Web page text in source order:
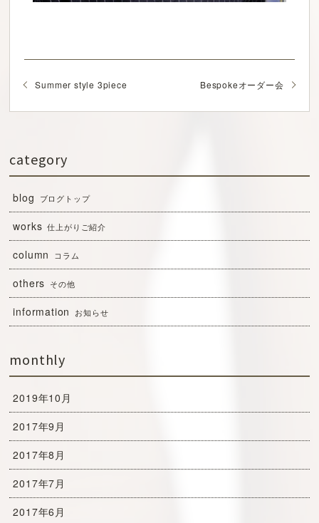
Summer style 3piece Bespokeオーダー会
category
blog ブログトップ
works 仕上がりご紹介
column コラム
others その他
information お知らせ
monthly
2019年10月
2017年9月
2017年8月
2017年7月
2017年6月